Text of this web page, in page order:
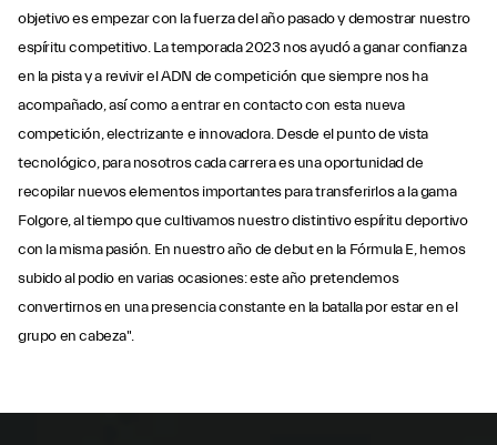
objetivo es empezar con la fuerza del año pasado y demostrar nuestro
espíritu competitivo. La temporada 2023 nos ayudó a ganar confianza
en la pista y a revivir el ADN de competición que siempre nos ha
acompañado, así como a entrar en contacto con esta nueva
competición, electrizante e innovadora. Desde el punto de vista
tecnológico, para nosotros cada carrera es una oportunidad de
recopilar nuevos elementos importantes para transferirlos a la gama
Folgore, al tiempo que cultivamos nuestro distintivo espíritu deportivo
con la misma pasión. En nuestro año de debut en la Fórmula E, hemos
subido al podio en varias ocasiones: este año pretendemos
convertirnos en una presencia constante en la batalla por estar en el
grupo en cabeza".